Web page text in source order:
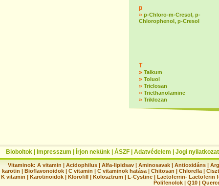
p
» p-Chloro-m-Cresol, p-
Chlorophenol, p-Cresol
T
» Talkum
» Toluol
» Triclosan
» Triethanolamine
» Triklozan
Bioboltok Impresszum Írjon nekünk ÁSZF Adatvédelem Jogi nyilatkozat
Vitaminok: A vitamin |Acidophilus |Alfa-lipidsav |Aminosavak |Antioxidáns |
karotin | Bioflavonoidok | C vitamin | C vitaminok hatása | Chitosan | Chlorella |
K vitamin | Karotinoidok | Klorofill | Kolosztrum | L-Cystine | Lactoferrin- Lactoferin
Polifenolok |Q10 |